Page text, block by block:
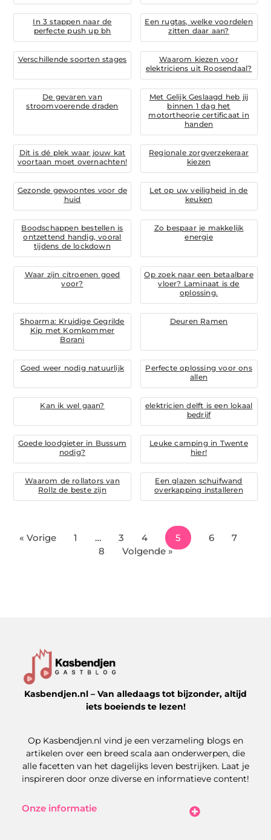
In 3 stappen naar de
perfecte push up bh
Een rugtas, welke voordelen
zitten daar aan?
Verschillende soorten stages
Waarom kiezen voor
elektriciens uit Roosendaal?
De gevaren van
stroomvoerende draden
Met Gelijk Geslaagd heb jij
binnen 1 dag het
motortheorie certificaat in
handen
Dit is dé plek waar jouw kat
voortaan moet overnachten!
Regionale zorgverzekeraar
kiezen
Gezonde gewoontes voor de
huid
Let op uw veiligheid in de
keuken
Boodschappen bestellen is
ontzettend handig, vooral
tijdens de lockdown
Zo bespaar je makkelijk
energie
Waar zijn citroenen goed
voor?
Op zoek naar een betaalbare
vloer? Laminaat is de
oplossing.
Shoarma: Kruidige Gegrilde
Kip met Komkommer
Borani
Deuren Ramen
Goed weer nodig natuurlijk
Perfecte oplossing voor ons
allen
Kan ik wel gaan?
elektricien delft is een lokaal
bedrijf
Goede loodgieter in Bussum
nodig?
Leuke camping in Twente
hier!
Waarom de rollators van
Rollz de beste zijn
Een glazen schuifwand
overkapping installeren
« Vorige 1 … 3 4 5 6
7
8
Volgende »
Kasbendjen.nl – Van alledaags tot bijzonder, altijd
iets boeiends te lezen!
Op Kasbendjen.nl vind je een verzameling blogs en
artikelen over een breed scala aan onderwerpen, die
alle facetten van het dagelijks leven bestrijken. Laat je
inspireren door onze diverse en informatieve content!
Onze informatie